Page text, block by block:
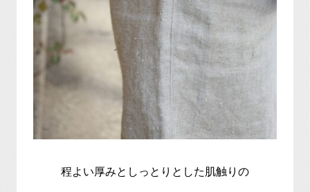
程よい厚みとしっとりとした肌触りの